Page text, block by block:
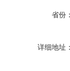
省份
详细地址